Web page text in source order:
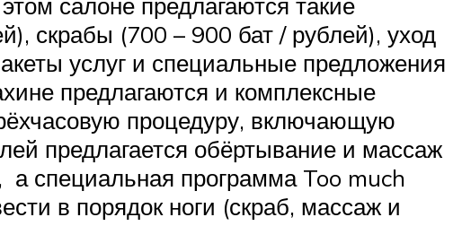
скрабы (700 – 900 бат / рублей), уход
услуг и специальные предложения
предлагаются и комплексные
процедуру, включающую
предлагается обёртывание и массаж
а специальная программа Too much
в порядок ноги (скраб, массаж и